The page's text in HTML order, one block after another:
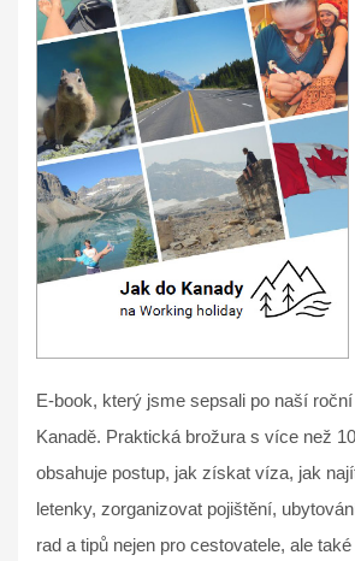
E-book, který jsme sepsali po naší
Kanadě. Praktická brožura s více než
obsahuje postup, jak získat víza, jak
letenky, zorganizovat pojištění,
rad a tipů nejen pro cestovatele, ale